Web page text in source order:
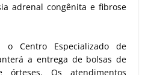
adrenal congênita e fibrose
o Centro Especializado de
a entrega de bolsas de
órteses. Os atendimentos